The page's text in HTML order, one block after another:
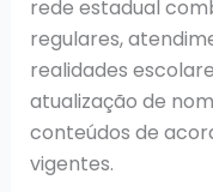
rede estadual
regulares,
realidades
atualização de
conteúdos de
vigentes.